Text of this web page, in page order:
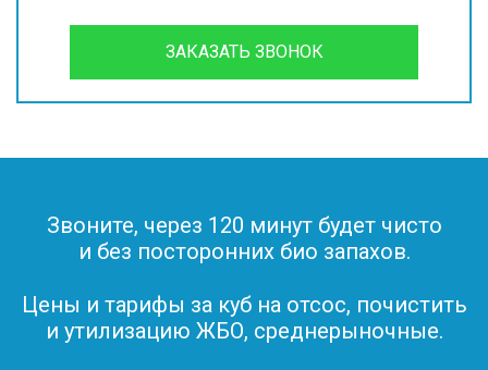
ЗАКАЗАТЬ ЗВОНОК
Звоните, через 120 минут будет чисто
и без посторонних био запахов.
Цены и тарифы за куб на отсос, почистить
и утилизацию ЖБО, среднерыночные.